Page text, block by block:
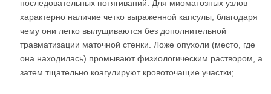
последовательных потягиваний. Для миоматозных узлов
характерно наличие четко выраженной капсулы, благодаря
чему они легко вылущиваются без дополнительной
травматизации маточной стенки. Ложе опухоли (место, где
она находилась) промывают физиологическим раствором, а
затем тщательно коагулируют кровоточащие участки;